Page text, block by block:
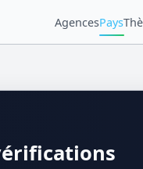
AgencesPays